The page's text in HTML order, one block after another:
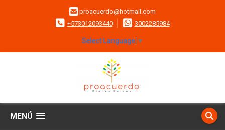
proacuerdo@hotmail.com
+573012093440
3002285984
Select Language ▼
MENÚ